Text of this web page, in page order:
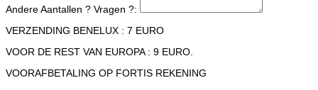
Andere Aantallen ? Vragen ?:
VERZENDING BENELUX : 7 EURO
VOOR DE REST VAN EUROPA : 9 EURO.
VOORAFBETALING OP FORTIS REKENING